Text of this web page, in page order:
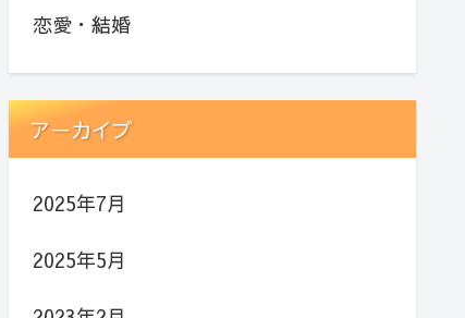
恋愛・結婚
アーカイブ
2025年7月
2025年5月